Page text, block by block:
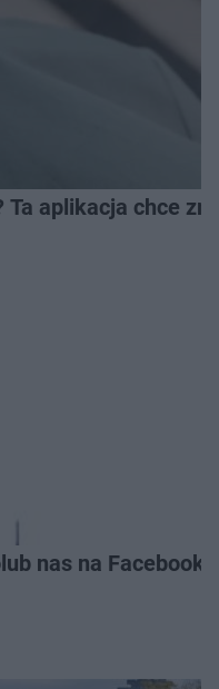
Ta aplikacja chce
nas na